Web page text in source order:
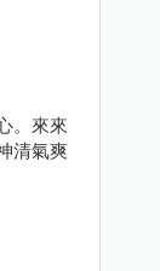
。來來
清氣爽